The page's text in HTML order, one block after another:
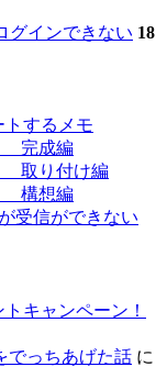
グインできない 18
するメモ
完成編
取り付け編
構想編
受信ができない
キャンペーン！
でっちあげた話 に